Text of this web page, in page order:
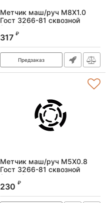
Метчик маш/руч M8X1.0
Гост 3266-81 сквозной
(Р6М5)
Артикул:
317 ₽
Предзаказ
Метчик маш/руч M5X0.8
Гост 3266-81 сквозной
(Р6М5)
Артикул:
230 ₽